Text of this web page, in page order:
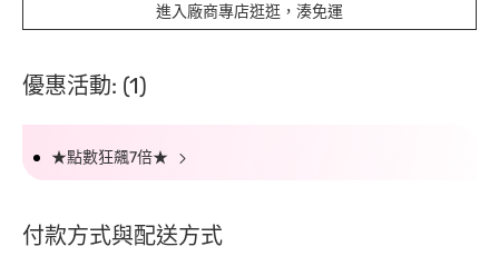
進入廠商專店逛逛，湊免運
優惠活動: (1)
★點數狂飆7倍★
付款方式與配送方式